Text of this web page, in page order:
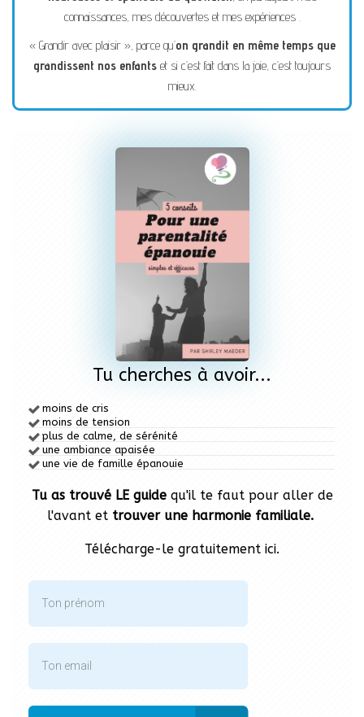
connaissances, mes découvertes et mes expériences .
« Grandir avec plaisir », parce qu’on grandit en même temps que
grandissent nos enfants et si c’est fait dans la joie, c’est toujours
mieux.
Tu cherches à avoir...
moins de cris
moins de tension
plus de calme, de sérénité
une ambiance apaisée
une vie de famille épanouie
Tu as trouvé LE guidequ'il te faut pour aller de
l'avant et trouver une harmonie familiale.
Télécharge-le gratuitement ici.